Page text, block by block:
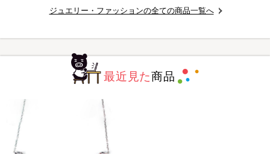
ジュエリー・ファッションの全ての商品一覧へ
最近見た商品